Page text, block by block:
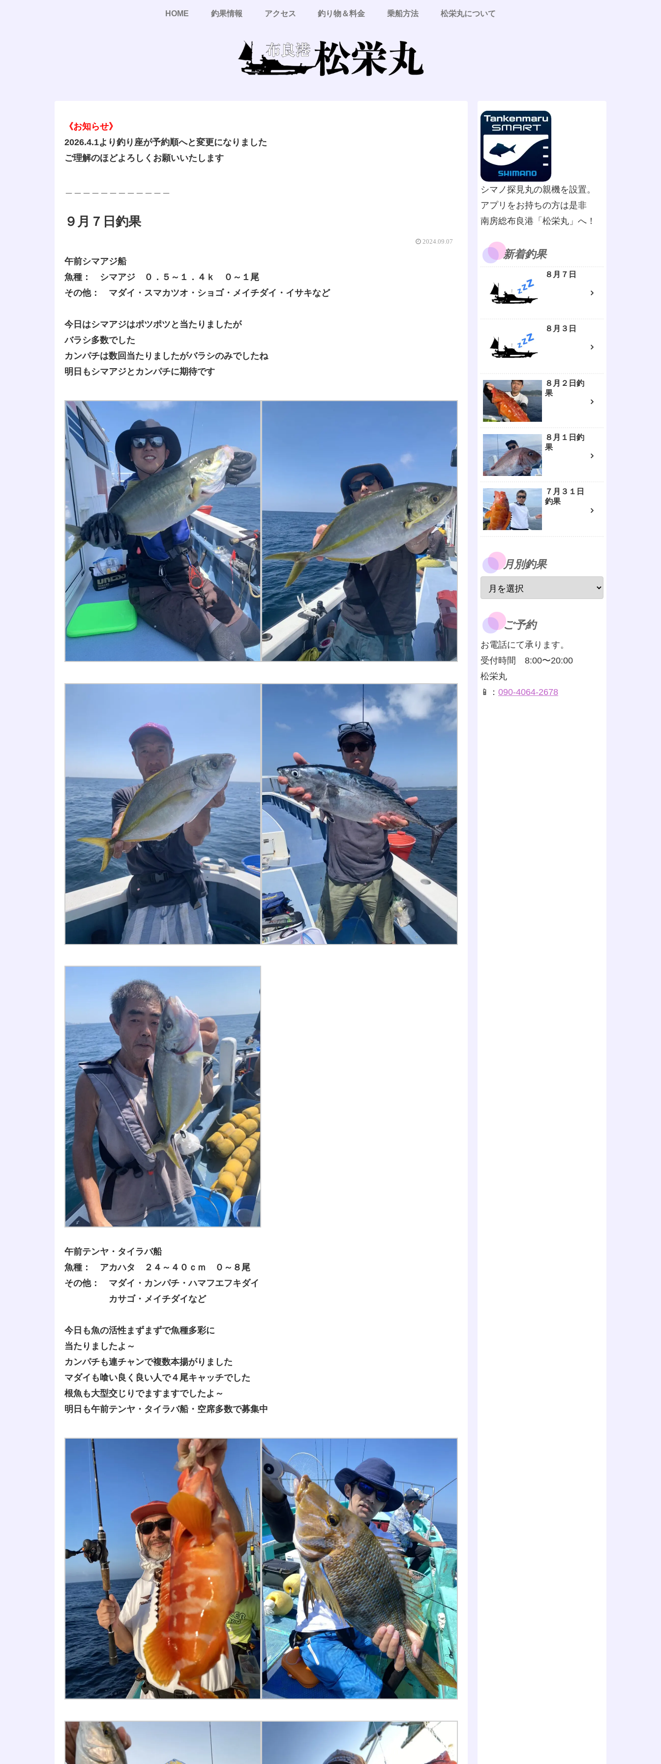
HOME 釣果情報 アクセス 釣り物＆料金 乗船方法 松栄丸について
《お知らせ》
2026.4.1より釣り座が予約順へと変更になりました
ご理解のほどよろしくお願いいたします
９月７日釣果
2024.09.07
午前シマアジ船
魚種： シマアジ ０．５～１．４ｋ ０～１尾
その他： マダイ・スマカツオ・ショゴ・メイチダイ・イサキなど
今日はシマアジはポツポツと当たりましたが
バラシ多数でした
カンパチは数回当たりましたがバラシのみでしたね
明日もシマアジとカンパチに期待です
午前テンヤ・タイラバ船
魚種： アカハタ ２４～４０ｃｍ ０～８尾
その他： マダイ・カンパチ・ハマフエフキダイ
カサゴ・メイチダイなど
今日も魚の活性まずまずで魚種多彩に
当たりましたよ～
カンパチも連チャンで複数本揚がりました
マダイも喰い良く良い人で４尾キャッチでした
根魚も大型交じりでますますでしたよ～
明日も午前テンヤ・タイラバ船・空席多数で募集中
シマノ探見丸の親機を設置。
アプリをお持ちの方は是非
南房総布良港「松栄丸」へ！
新着釣果
８月７日
８月３日
８月２日釣
果
８月１日釣
果
７月３１日
釣果
月別釣果
ご予約
お電話にて承ります。
受付時間 8:00〜20:00
松栄丸
📱： 090-4064-2678